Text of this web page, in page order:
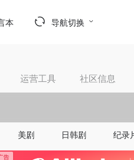
本 导航切换
运营工具 社区信息
美剧 日韩剧 纪录